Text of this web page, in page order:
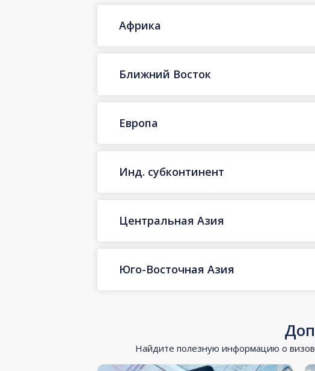
Африка
Ближний Восток
Европа
Инд. субконтинент
Центральная Азия
Юго-Восточная Азия
Найдите полезную информацию о